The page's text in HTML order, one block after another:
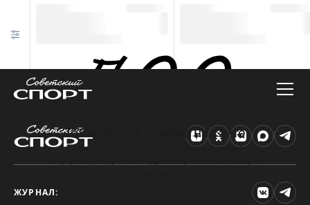
Техническая ошибка на сайте
Произошла ошибка. Чтобы найти нужную
ЖУРНАЛ: